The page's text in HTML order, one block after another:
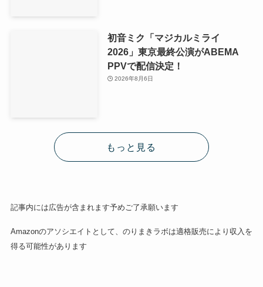
初音ミク「マジカルミライ
2026」東京最終公演がABEMA
PPVで配信決定！
2026年8月6日
もっと見る
記事内には広告が含まれます予めご了承願います
Amazonのアソシエイトとして、のりまきラボは適格販売により収入を
得る可能性があります